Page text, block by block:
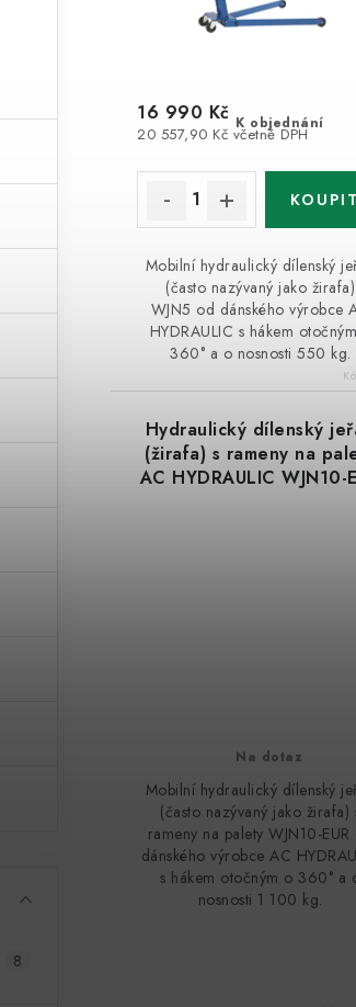
8
o
u
k
t
ů
K objednání
20 557,90 Kč včetně DPH
16 990 Kč
Mobilní hydraulický dílenský
(často nazývaný jako žirafa)
WJN5 od dánského výrobce
HYDRAULIC s hákem
360° a o nosnosti 550 kg.
Hydraulický dílenský
(žirafa) s rameny na
AC HYDRAULIC WJN10-
Na dotaz
Mobilní hydraulický dílenský
(často nazývaný jako žirafa)
rameny na palety WJN10-EUR
dánského výrobce AC
s hákem otočným o 360° a
nosnosti 1 100 kg.